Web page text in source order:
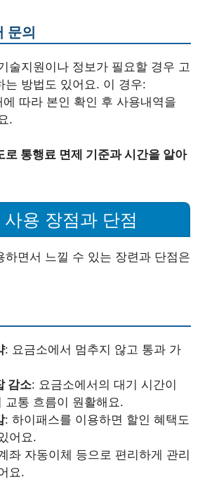
문의
술지원이나 정보가 필요할 경우 고
는 방법도 있어요. 이 경우:
따라 본인 확인 후 사용내역을
.
로 통행료 면제 기준과 시간을 알아
용 장점과 단점
하면서 느낄 수 있는 장련과 단점은
: 요금소에서 멈추지 않고 통과 가
감소: 요금소에서의 대기 시간이
교통 흐름이 원활해요.
: 하이패스를 이용하면 할인 혜택도
어요.
좌 자동이체 등으로 편리하게 관리
요.